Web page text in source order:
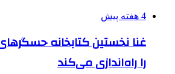
4 هفته پیش
غنا نخستین کتابخانه
را راه‌اندازی می‌کند